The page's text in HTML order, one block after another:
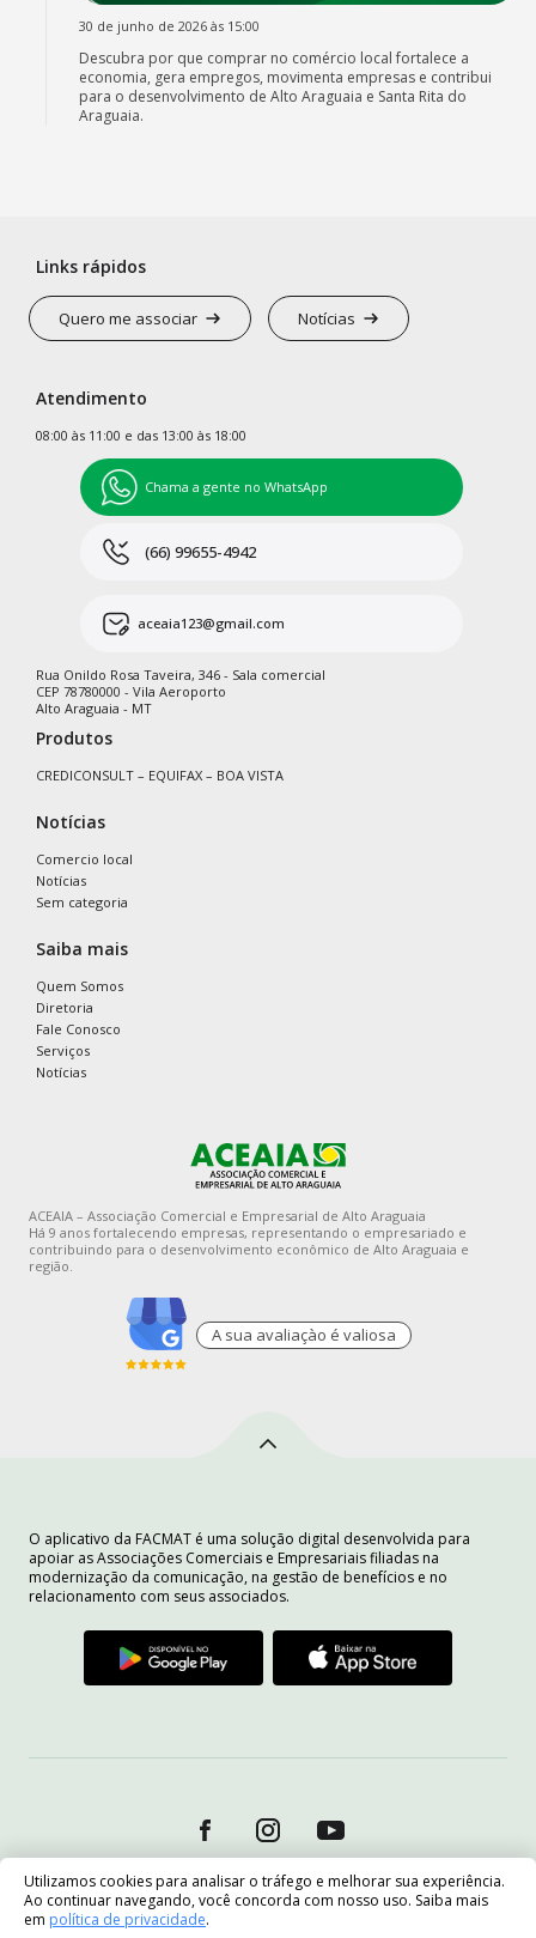
30 de junho de 2026 às 15:00
Descubra por que comprar no comércio local fortalece a
economia, gera empregos, movimenta empresas e contribui
para o desenvolvimento de Alto Araguaia e Santa Rita do
Araguaia.
Utilizamos cookies para analisar o tráfego e melhorar sua experiência.
Ao continuar navegando, você concorda com nosso uso. Saiba mais
em política de privacidade.
Links rápidos
Quero me associar Notícias
Atendimento
08:00 às 11:00 e das 13:00 às 18:00
Chama a gente no WhatsApp
(66) 99655-4942
aceaia123@gmail.com
Rua Onildo Rosa Taveira, 346 - Sala comercial
CEP 78780000 - Vila Aeroporto
Alto Araguaia - MT
Produtos
CREDICONSULT – EQUIFAX – BOA VISTA
Notícias
Comercio local
Notícias
Sem categoria
Saiba mais
Quem Somos
Diretoria
Fale Conosco
Serviços
Notícias
ACEAIA – Associação Comercial e Empresarial de Alto Araguaia
Há 9 anos fortalecendo empresas, representando o empresariado e
contribuindo para o desenvolvimento econômico de Alto Araguaia e
região.
A sua avaliaçào é valiosa
O aplicativo da FACMAT é uma solução digital desenvolvida para
apoiar as Associações Comerciais e Empresariais filiadas na
modernização da comunicação, na gestão de benefícios e no
relacionamento com seus associados.